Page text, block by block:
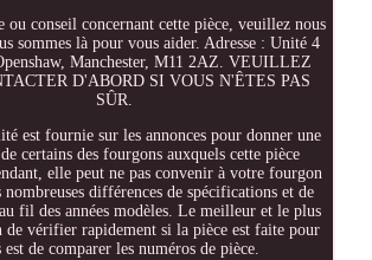
ou conseil concernant cette pièce, veuillez nous
sommes là pour vous aider. Adresse : Unité 4
Manchester, M11 2AZ. VEUILLEZ
D'ABORD SI VOUS N'ÊTES PAS
SÛR.
est fournie sur les annonces pour donner une
certains des fourgons auxquels cette pièce
elle peut ne pas convenir à votre fourgon
nombreuses différences de spécifications et de
fil des années modèles. Le meilleur et le plus
de vérifier rapidement si la pièce est faite pour
est de comparer les numéros de pièce.